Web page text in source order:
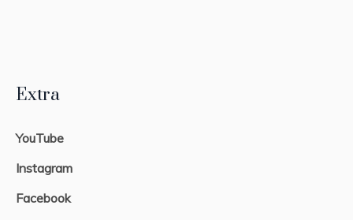
Extra
YouTube
Instagram
Facebook